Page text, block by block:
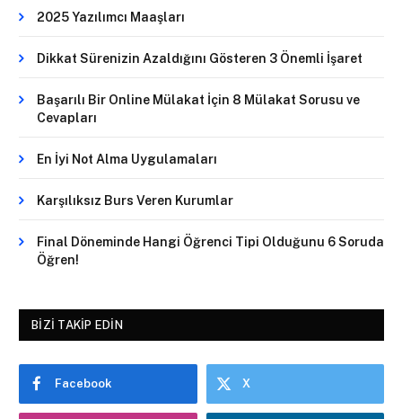
2025 Yazılımcı Maaşları
Dikkat Sürenizin Azaldığını Gösteren 3 Önemli İşaret
Başarılı Bir Online Mülakat İçin 8 Mülakat Sorusu ve
Cevapları
En İyi Not Alma Uygulamaları
Karşılıksız Burs Veren Kurumlar
Final Döneminde Hangi Öğrenci Tipi Olduğunu 6 Soruda
Öğren!
BIZI TAKIP EDIN
Facebook X